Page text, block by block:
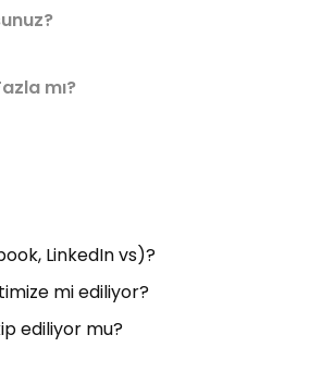
mı?
LinkedIn vs)?
mi ediliyor?
ediliyor mu?